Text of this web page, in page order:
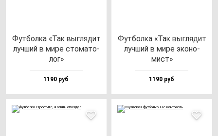
Фут­бол­ка «Так выг­ля­дит
луч­ший в ми­ре сто­ма­то­
лог»
1190 руб
Фут­бол­ка «Так выг­ля­дит
луч­ший в ми­ре эко­но­
мист»
1190 руб